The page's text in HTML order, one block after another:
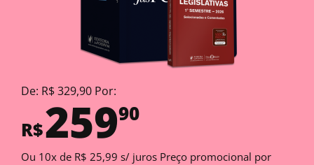
De: R$ 329,90 Por:
R$25990
Ou 10x de R$ 25,99 s/ juros Preço promocional por